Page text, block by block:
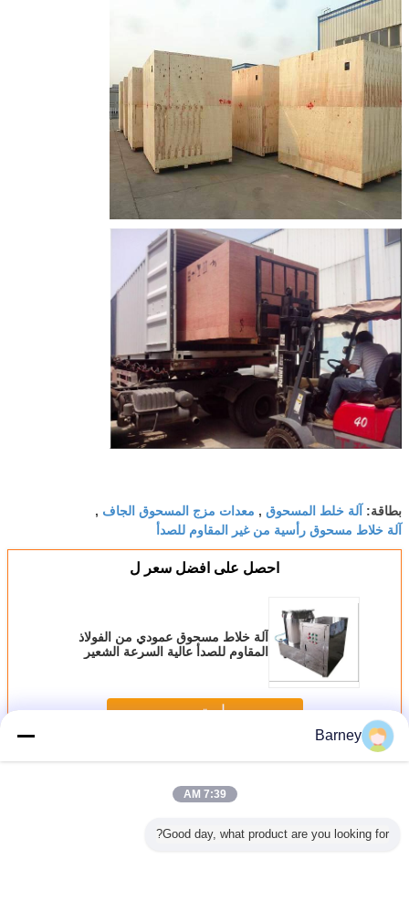
بطاقة: آلة خلط المسحوق , معدات مزج المسحوق الجاف ,
آلة خلاط مسحوق رأسية من غير المقاوم للصدأ
احصل على افضل سعر ل
آلة خلاط مسحوق عمودي من الفولاذ
المقاوم للصدأ عالية السرعة الشعير
استمر
أكثرآلة مزج المسحوق
Barney
7:39 AM
Good day, what product are you looking for?